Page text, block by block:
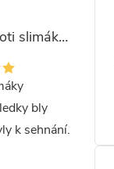
Slimakill – bioagens proti slimákům (12 mil.)
bly
k sehnání.